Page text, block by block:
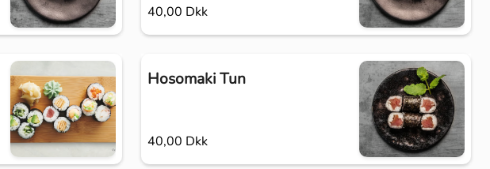
40,00 Dkk
Hosomaki Tun
40,00 Dkk